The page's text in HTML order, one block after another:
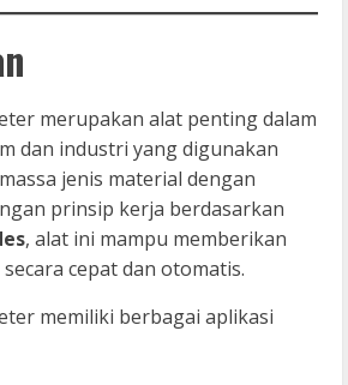
merupakan alat penting dalam
dan industri yang digunakan
jenis material dengan
prinsip kerja berdasarkan
, alat ini mampu memberikan
cepat dan otomatis.
memiliki berbagai aplikasi